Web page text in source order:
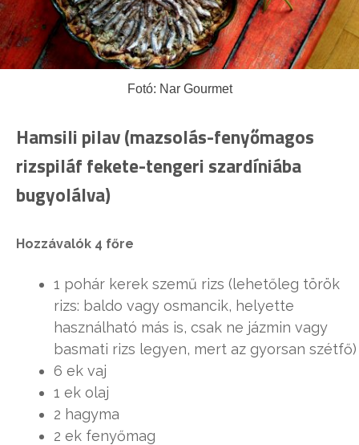
Fotó: Nar Gourmet
Hamsili pilav (mazsolás-fenyőmagos
rizspiláf fekete-tengeri szardíniába
bugyolálva)
Hozzávalók 4 főre
1 pohár kerek szemű rizs (lehetőleg török
rizs: baldo vagy osmancik, helyette
használható más is, csak ne jázmin vagy
basmati rizs legyen, mert az gyorsan szétfő)
6 ek vaj
1 ek olaj
2 hagyma
2 ek fenyőmag